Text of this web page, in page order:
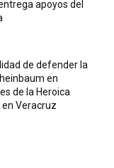
apoyos del
de defender la
en
de la Heroica
en Veracruz